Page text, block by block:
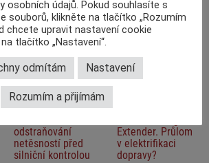
Vzduchová
soustava návěsu
odstraňování
netěsností před
silniční kontrolou
Extender. Průlom
v elektrifikaci
dopravy?
osobních údajů. Pokud souhlasíte s
souborů, klikněte na tlačítko „Rozumím
chcete upravit nastavení cookie
tlačítko „Nastavení“.
odmítám Nastavení
Rozumím a přijímám